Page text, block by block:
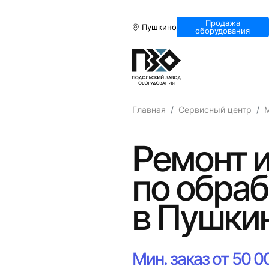
Пушкино
Продажа
оборудования
Главная Сервисный центр
Ремонт
по
в
Мин. заказ от 50